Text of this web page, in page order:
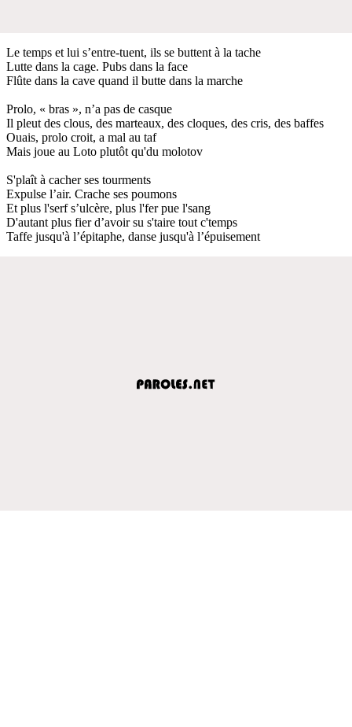
Le temps et lui s’entre-tuent, ils se buttent à la tache
Lutte dans la cage. Pubs dans la face
Flûte dans la cave quand il butte dans la marche
Prolo, « bras », n’a pas de casque
Il pleut des clous, des marteaux, des cloques, des cris, des baffes
Ouais, prolo croit, a mal au taf
Mais joue au Loto plutôt qu'du molotov
S'plaît à cacher ses tourments
Expulse l’air. Crache ses poumons
Et plus l'serf s’ulcère, plus l'fer pue l'sang
D'autant plus fier d’avoir su s'taire tout c'temps
Taffe jusqu'à l’épitaphe, danse jusqu'à l’épuisement